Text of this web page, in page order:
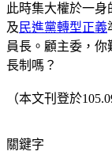
此時集大權於一
及 民進黨轉型正義
員長。顧主委，
長制嗎？
（本文刊登於
關鍵字